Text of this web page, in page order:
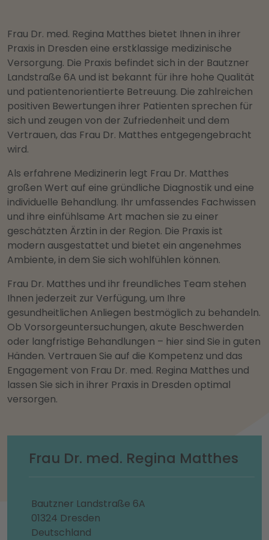
Frau Dr. med. Regina Matthes bietet Ihnen in ihrer
Praxis in Dresden eine erstklassige medizinische
Versorgung. Die Praxis befindet sich in der Bautzner
Landstraße 6A und ist bekannt für ihre hohe Qualität
und patientenorientierte Betreuung. Die zahlreichen
positiven Bewertungen ihrer Patienten sprechen für
sich und zeugen von der Zufriedenheit und dem
Vertrauen, das Frau Dr. Matthes entgegengebracht
wird.
Als erfahrene Medizinerin legt Frau Dr. Matthes
großen Wert auf eine gründliche Diagnostik und eine
individuelle Behandlung. Ihr umfassendes Fachwissen
und ihre einfühlsame Art machen sie zu einer
geschätzten Ärztin in der Region. Die Praxis ist
modern ausgestattet und bietet ein angenehmes
Ambiente, in dem Sie sich wohlfühlen können.
Frau Dr. Matthes und ihr freundliches Team stehen
Ihnen jederzeit zur Verfügung, um Ihre
gesundheitlichen Anliegen bestmöglich zu behandeln.
Ob Vorsorgeuntersuchungen, akute Beschwerden
oder langfristige Behandlungen – hier sind Sie in guten
Händen. Vertrauen Sie auf die Kompetenz und das
Engagement von Frau Dr. med. Regina Matthes und
lassen Sie sich in ihrer Praxis in Dresden optimal
versorgen.
Frau Dr. med. Regina Matthes
Bautzner Landstraße 6A
01324 Dresden
Deutschland